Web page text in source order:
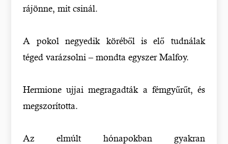
rájönne, mit csinál.
A pokol negyedik köréből is elő tudnálak
téged varázsolni – mondta egyszer Malfoy.
Hermione ujjai megragadták a fémgyűrűt, és
megszorította.
Az elmúlt hónapokban gyakran